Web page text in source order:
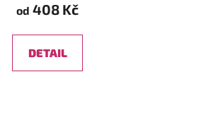
od 408 Kč
DETAIL